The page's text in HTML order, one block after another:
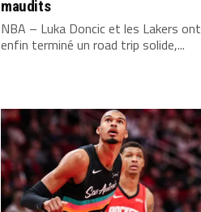
maudits
NBA – Luka Doncic et les Lakers ont
enfin terminé un road trip solide,...